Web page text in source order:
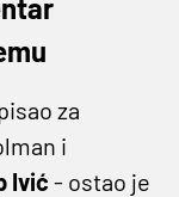
za
i
Ivić - ostao je